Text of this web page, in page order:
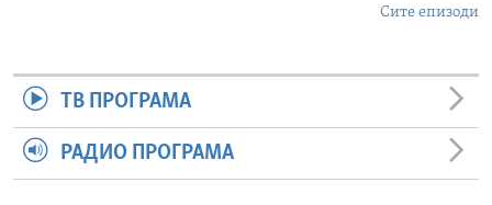
Сите епизоди
ТВ ПРОГРАМА
РАДИО ПРОГРАМА